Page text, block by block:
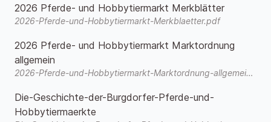
2026 Pferde- und Hobbytiermarkt Merkblätter
2026-Pferde-und-Hobbytiermarkt-Merkblaetter.pdf
2026 Pferde- und Hobbytiermarkt Marktordnung
allgemein
2026-Pferde-und-Hobbytiermarkt-Marktordnung-allgemein.pdf
Die-Geschichte-der-Burgdorfer-Pferde-und-
Hobbytiermaerkte